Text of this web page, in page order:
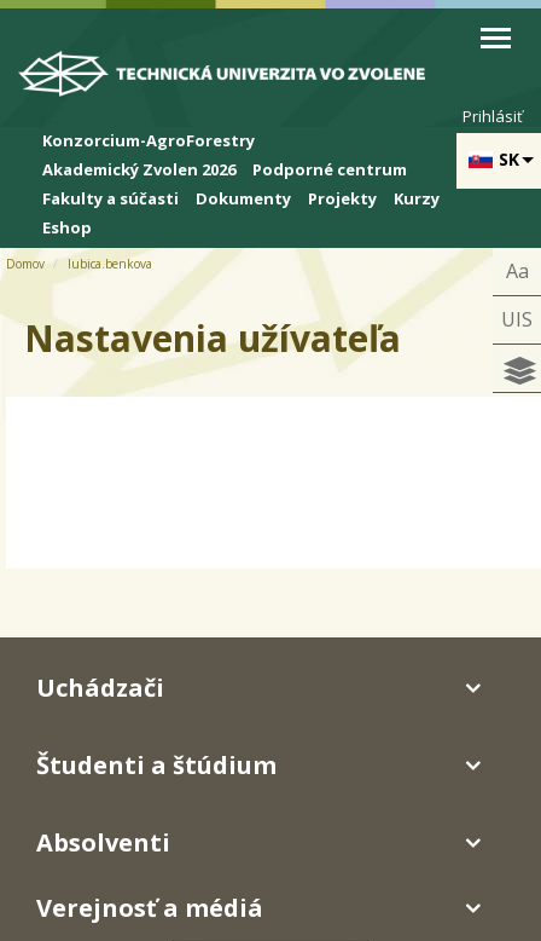
Skip to cookies
Skip to navigation
Skočiť na hlavný obsah
SK
Prihlásiť
Konzorcium-AgroForestry
Akademický Zvolen 2026
Podporné centrum
Fakulty a súčasti
Dokumenty Projekty
Kurzy
Eshop
Aa
UIS
Domov lubica.benkova
Nastavenia užívateľa
Uchádzači
Študenti a štúdium
Absolventi
Verejnosť a médiá